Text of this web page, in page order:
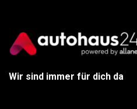
Wir sind immer für dich da